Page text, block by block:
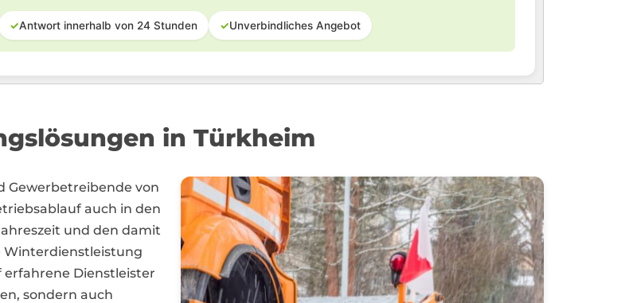
✓Antwort innerhalb von 24 Stunden ✓Unverbindliches Angebot
in Türkheim
Gewerbetreibende von
auch in den
und den damit
Winterdienstleistung
Dienstleister
sondern auch